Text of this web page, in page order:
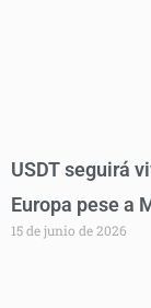
USDT seguirá
Europa pese a
15 de junio de 2026